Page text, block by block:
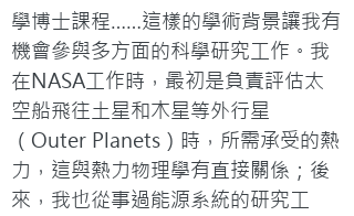
學博士課程……這樣的學術背景讓我有
機會參與多方面的科學研究工作。我
在NASA工作時，最初是負責評估太
空船飛往土星和木星等外行星
（Outer Planets）時，所需承受的熱
力，這與熱力物理學有直接關係；後
來，我也從事過能源系統的研究工